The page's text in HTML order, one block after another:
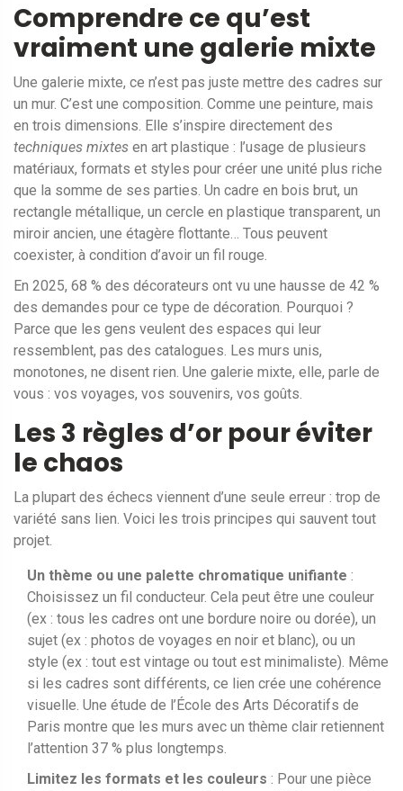
Comprendre ce qu’est
vraiment une galerie mixte
Une galerie mixte, ce n’est pas juste mettre des cadres sur
un mur. C’est une composition. Comme une peinture, mais
en trois dimensions. Elle s’inspire directement des
techniques mixtes en art plastique : l’usage de plusieurs
matériaux, formats et styles pour créer une unité plus riche
que la somme de ses parties. Un cadre en bois brut, un
rectangle métallique, un cercle en plastique transparent, un
miroir ancien, une étagère flottante… Tous peuvent
coexister, à condition d’avoir un fil rouge.
En 2025, 68 % des décorateurs ont vu une hausse de 42 %
des demandes pour ce type de décoration. Pourquoi ?
Parce que les gens veulent des espaces qui leur
ressemblent, pas des catalogues. Les murs unis,
monotones, ne disent rien. Une galerie mixte, elle, parle de
vous : vos voyages, vos souvenirs, vos goûts.
Les 3 règles d’or pour éviter
le chaos
La plupart des échecs viennent d’une seule erreur : trop de
variété sans lien. Voici les trois principes qui sauvent tout
projet.
Un thème ou une palette chromatique unifiante :
Choisissez un fil conducteur. Cela peut être une couleur
(ex : tous les cadres ont une bordure noire ou dorée), un
sujet (ex : photos de voyages en noir et blanc), ou un
style (ex : tout est vintage ou tout est minimaliste). Même
si les cadres sont différents, ce lien crée une cohérence
visuelle. Une étude de l’École des Arts Décoratifs de
Paris montre que les murs avec un thème clair retiennent
l’attention 37 % plus longtemps.
Limitez les formats et les couleurs : Pour une pièce